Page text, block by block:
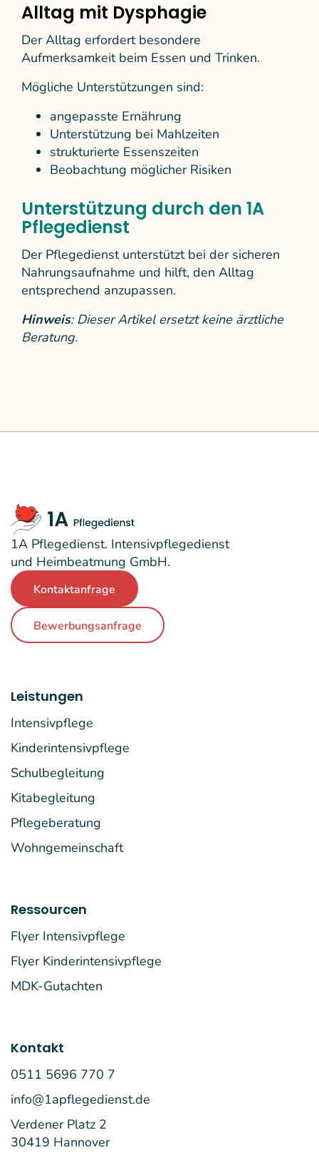
Alltag mit Dysphagie
Der Alltag erfordert besondere
Aufmerksamkeit beim Essen und Trinken.
Mögliche Unterstützungen sind:
angepasste Ernährung
Unterstützung bei Mahlzeiten
strukturierte Essenszeiten
Beobachtung möglicher Risiken
Unterstützung durch den 1A
Pflegedienst
Der Pflegedienst unterstützt bei der sicheren
Nahrungsaufnahme und hilft, den Alltag
entsprechend anzupassen.
Hinweis: Dieser Artikel ersetzt keine ärztliche
Beratung.
1A Pflegedienst. Intensivpflegedienst
und Heimbeatmung GmbH.
Kontaktanfrage
Bewerbungsanfrage
Leistungen
Intensivpflege
Kinderintensivpflege
Schulbegleitung
Kitabegleitung
Pflegeberatung
Wohngemeinschaft
Ressourcen
Flyer Intensivpflege
Flyer Kinderintensivpflege
MDK-Gutachten
Kontakt
0511 5696 770 7
info@1apflegedienst.de
Verdener Platz 2
30419 Hannover